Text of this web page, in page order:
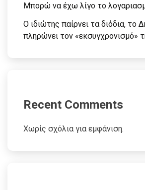
Μπορώ να έχω λίγο το
Ο ιδιώτης παίρνει τα διόδια, το
πληρώνει τον «εκσυγχρονισμό»
Recent Comments
Χωρίς σχόλια για εμφάνιση.